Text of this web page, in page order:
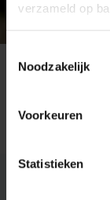
verzameld op
Noodzakelijk
Voorkeuren
Statistieken
Cor van de